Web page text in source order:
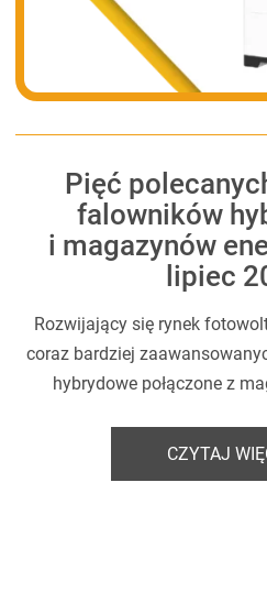
Pięć
falowników
i magazynów
lipiec
Rozwijający się rynek
coraz bardziej
hybrydowe połączone z
CZYTAJ